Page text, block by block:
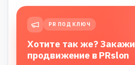
PR ПОД КЛЮЧ
Хотите так же?
продвижение в PRslon